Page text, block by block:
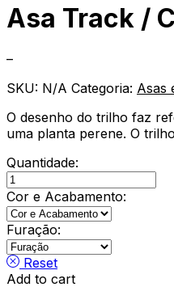
Asa Track /
–
SKU: N/A Categoria: Asas
O desenho do trilho faz
uma planta perene. O
Quantidade:
Asa
Track
/
Carvalho
quantity
Cor e Acabamento:
Furação:
Reset
Add to cart